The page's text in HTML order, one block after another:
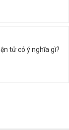
tử có ý nghĩa gì?